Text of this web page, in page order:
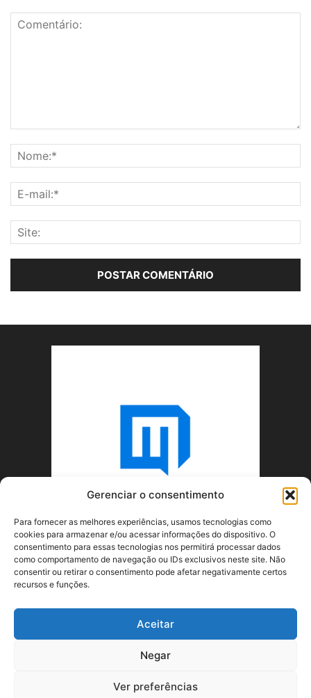
Gerenciar o consentimento
Para fornecer as melhores experiências, usamos tecnologias como
cookies para armazenar e/ou acessar informações do dispositivo. O
consentimento para essas tecnologias nos permitirá processar dados
como comportamento de navegação ou IDs exclusivos neste site. Não
consentir ou retirar o consentimento pode afetar negativamente certos
recursos e funções.
Aceitar
Negar
Ver preferências
SIGA-NOS